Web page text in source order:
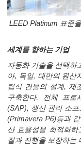
LEED Platinum 표준을
세계를 향하는 기업
자동화 기술을 선택하
아, 독일, 대만의 원산
립식 건물의 설계, 제
구축한다. 전체 프로
(SAP), 생산 관리 소
(Primavera P6)등과
산 효율성을 최적화하
질과 진행을 보장하는